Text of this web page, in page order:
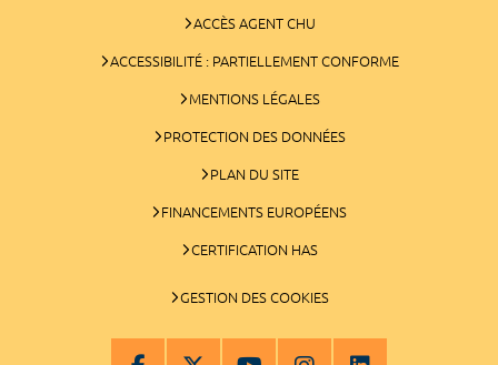
ACCÈS AGENT CHU
ACCESSIBILITÉ : PARTIELLEMENT CONFORME
MENTIONS LÉGALES
PROTECTION DES DONNÉES
PLAN DU SITE
FINANCEMENTS EUROPÉENS
CERTIFICATION HAS
GESTION DES COOKIES